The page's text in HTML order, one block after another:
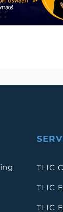
TLIC
TLIC
TLIC